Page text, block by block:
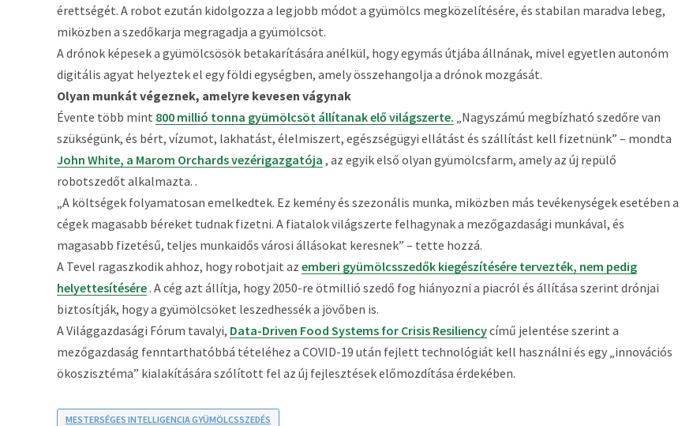
érettségét. A robot ezután kidolgozza a legjobb módot a gyümölcs megközelítésére, és stabilan maradva lebeg,
miközben a szedőkarja megragadja a gyümölcsöt.
A drónok képesek a gyümölcsösök betakarítására anélkül, hogy egymás útjába állnának, mivel egyetlen autonóm
digitális agyat helyeztek el egy földi egységben, amely összehangolja a drónok mozgását.
Olyan munkát végeznek, amelyre kevesen vágynak
Évente több mint 800 millió tonna gyümölcsöt állítanak elő világszerte. „Nagyszámú megbízható szedőre van
szükségünk, és bért, vízumot, lakhatást, élelmiszert, egészségügyi ellátást és szállítást kell fizetnünk” – mondta
John White, a Marom Orchards vezérigazgatója , az egyik első olyan gyümölcsfarm, amely az új repülő
robotszedőt alkalmazta. .
„A költségek folyamatosan emelkedtek. Ez kemény és szezonális munka, miközben más tevékenységek esetében a
cégek magasabb béreket tudnak fizetni. A fiatalok világszerte felhagynak a mezőgazdasági munkával, és
magasabb fizetésű, teljes munkaidős városi állásokat keresnek” – tette hozzá.
A Tevel ragaszkodik ahhoz, hogy robotjait az emberi gyümölcsszedők kiegészítésére tervezték, nem pedig
helyettesítésére . A cég azt állítja, hogy 2050-re ötmillió szedő fog hiányozni a piacról és állítása szerint drónjai
biztosítják, hogy a gyümölcsöket leszedhessék a jövőben is.
A Világgazdasági Fórum tavalyi, Data-Driven Food Systems for Crisis Resiliencycímű jelentése szerint a
mezőgazdaság fenntarthatóbbá tételéhez a COVID-19 után fejlett technológiát kell használni és egy „innovációs
ökoszisztéma” kialakítására szólított fel az új fejlesztések előmozdítása érdekében.
MESTERSÉGES INTELLIGENCIA GYÜMÖLCSSZEDÉS